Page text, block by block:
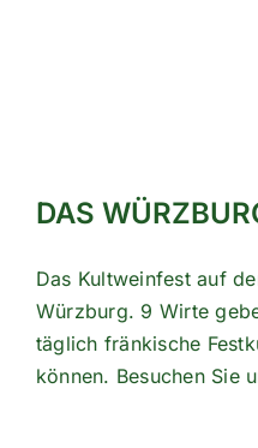
DAS
Das Kultweinfest auf
Würzburg. 9 Wirte
täglich fränkische
können. Besuchen Sie